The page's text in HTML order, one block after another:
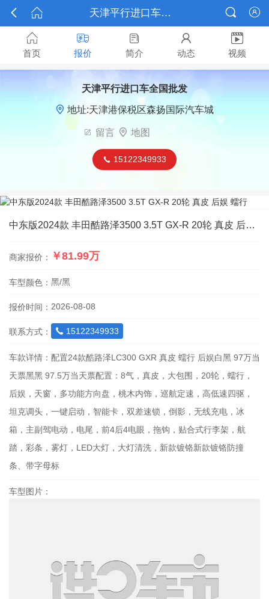
  天津平行进口车全国批发报价 


首页

报价

简介

动态

视频
天津平行进口车全国批发
 地址:天津港保税区森扬国际汽车城
 留言  地图
 15122349933
中东版2024款 丰田酷路泽3500 3.5T GX-R 20轮 真皮 后娱 蠕行
商家报价： ￥81.99万
车型颜色： 黑/黑
报价时间： 2026-08-08
联系方式：  15122349933
车款详情： 配置24款酷路泽LC300 GXR 真皮 蠕行 后娱白黑 97万当
天票黑黑 97.5万当天票配置：8气，真皮，大包围，20轮，蠕行，
后娱，天窗，多功能方向盘，桃木内饰，巡航定速，高低速四驱，
坦克调头，一键启动，智能卡，双差速锁，倒影，无线充电，冰
箱，主副驾电动，电尾，前4后4电眼，拖钩，贴合式行李架，航
踏，彩条，雾灯，LED大灯，大灯清洗，新款镀铬新款镀铬防撞
条、带字母标
车型图片：